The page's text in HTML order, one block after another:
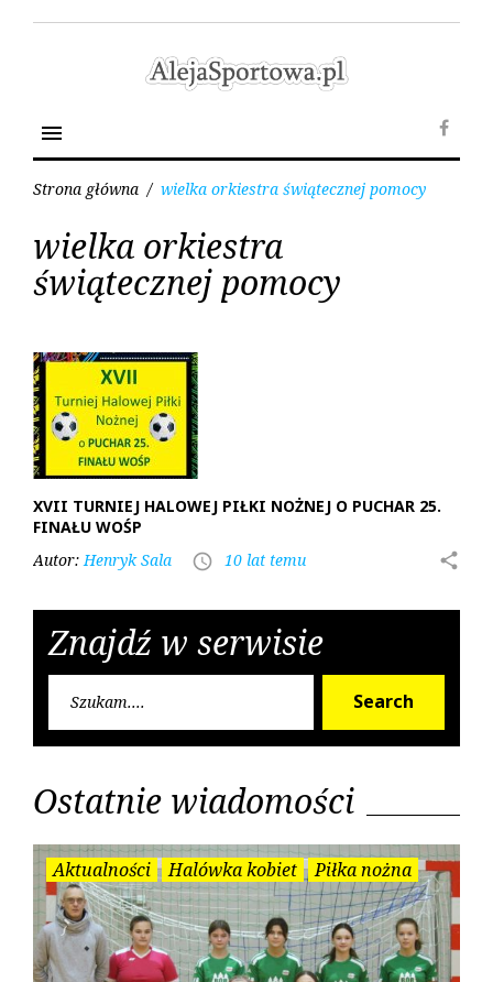
menu
Strona główna / wielka orkiestra świątecznej pomocy
wielka
orkiestra
świątecznej
pomocy
wielka orkiestra
świątecznej pomocy
XVII TURNIEJ HALOWEJ PIŁKI NOŻNEJ O PUCHAR 25.
FINAŁU WOŚP
Autor: Henryk Sala access_time 10 lat temu share
Znajdź w serwisie
Search
Ostatnie wiadomości
Aktualności Halówka kobiet Piłka nożna